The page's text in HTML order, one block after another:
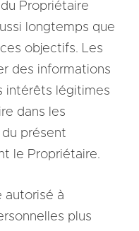
Propriétaire
longtemps que
objectifs. Les
des informations
intérêts légitimes
dans les
présent
le Propriétaire.
autorisé à
plus